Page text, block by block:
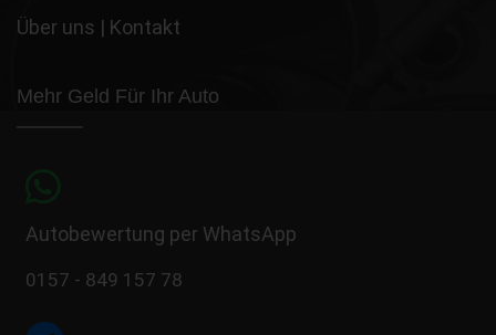
Über uns | Kontakt
Mehr Geld Für Ihr Auto
Autobewertung per WhatsApp
0157 - 849 157 78